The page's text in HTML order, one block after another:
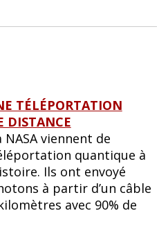
TÉLÉPORTATION
DISTANCE
viennent de
quantique à
Ils ont envoyé
à partir d’un câble
avec 90% de